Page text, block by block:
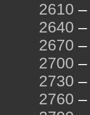
2610 –
2640 –
2670 –
2700 –
2730 –
2760 –